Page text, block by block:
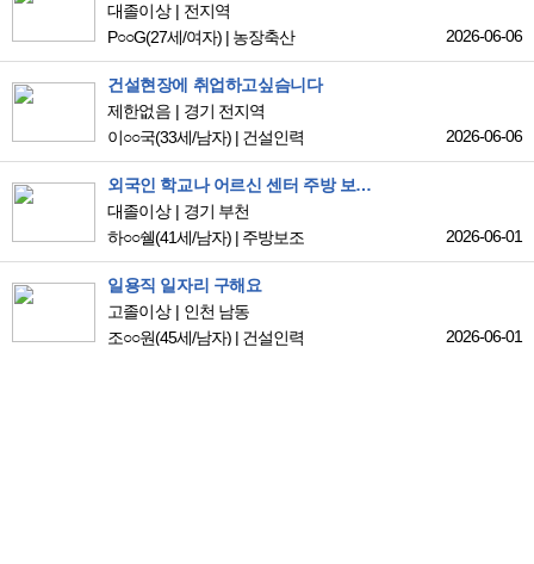
대졸이상
전지역
P○○G(27세/여자) | 농장축산 2026-06-06
건설현장에 취업하고싶슴니다
제한없음
경기 전지역
이○○국(33세/남자) | 건설인력 2026-06-06
외국인 학교나 어르신 센터 주방 보조. 배식 인력 구하는 곳 찾아요.
대졸이상
경기 부천
하○○쉘(41세/남자) | 주방보조 2026-06-01
일용직 일자리 구해요
고졸이상
인천 남동
조○○원(45세/남자) | 건설인력 2026-06-01